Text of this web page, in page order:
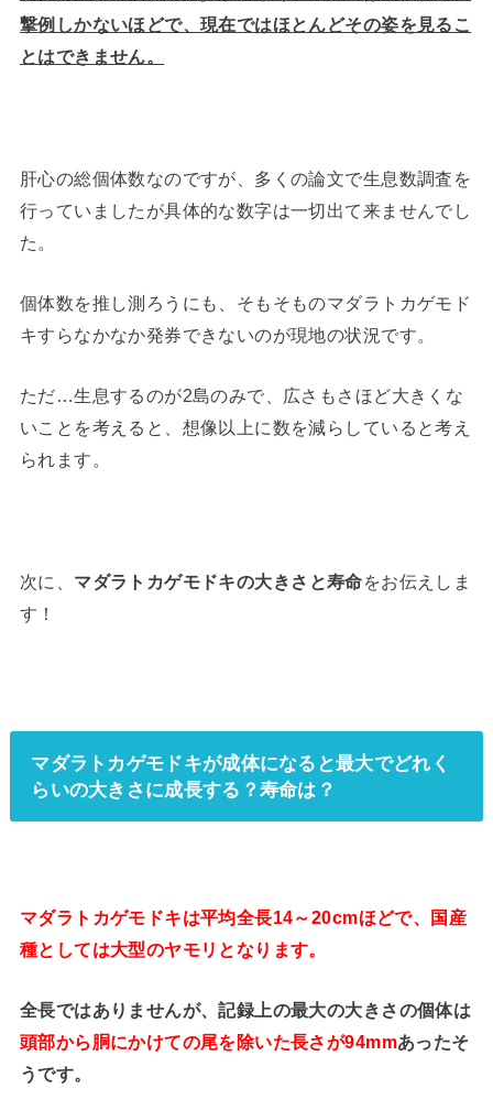
撃例しかないほどで、現在ではほとんどその姿を見るこ
とはできません。
肝心の総個体数なのですが、多くの論文で生息数調査を
行っていましたが具体的な数字は一切出て来ませんでし
た。
個体数を推し測ろうにも、そもそものマダラトカゲモド
キすらなかなか発券できないのが現地の状況です。
ただ…生息するのが2島のみで、広さもさほど大きくな
いことを考えると、想像以上に数を減らしていると考え
られます。
次に、 マダラトカゲモドキの大きさと寿命をお伝えしま
す！
マダラトカゲモドキが成体になると最大でどれく
らいの大きさに成長する？寿命は？
マダラトカゲモドキは平均全長14～20cmほどで、国産
種としては大型のヤモリとなります。
全長ではありませんが、記録上の最大の大きさの個体は
頭部から胴にかけての尾を除いた長さが94mmあったそ
うです。